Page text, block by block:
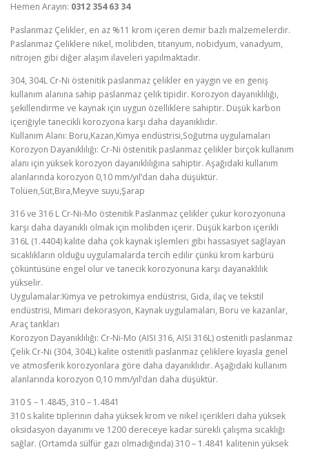
Hemen Arayın: 0312 354 63 34
Paslanmaz Çelikler, en az %11 krom içeren demir bazlı malzemelerdir.
Paslanmaz Çeliklere nikel, molibden, titanyum, nobidyum, vanadyum,
nitrojen gibi diğer alaşım ilaveleri yapılmaktadır.
304, 304L Cr-Ni östenitik paslanmaz çelikler en yaygın ve en geniş
kullanım alanına sahip paslanmaz çelik tipidir. Korozyon dayanıklılığı,
şekillendirme ve kaynak için uygun özelliklere sahiptir. Düşük karbon
içeriğiyle tanecikli korozyona karşı daha dayanıklıdır.
Kullanım Alanı: Boru,Kazan,Kimya endüstrisi,Soğutma uygulamaları
Korozyon Dayanıklılığı: Cr-Ni östenitik paslanmaz çelikler birçok kullanım
alanı için yüksek korozyon dayanıklılığına sahiptir. Aşağıdaki kullanım
alanlarında korozyon 0,10 mm/yıl’dan daha düşüktür.
Tolüen,Süt,Bira,Meyve suyu,Şarap
316 ve 316 L Cr-Ni-Mo östenitik Paslanmaz çelikler çukur korozyonuna
karşı daha dayanıklı olmak için molibden içerir. Düşük karbon içerikli
316L (1.4404) kalite daha çok kaynak işlemleri gibi hassasiyet sağlayan
sıcaklıkların olduğu uygulamalarda tercih edilir çünkü krom karbürü
çöküntüsüne engel olur ve tanecik korozyonuna karşı dayanaklılık
yükselir.
Uygulamalar:Kimya ve petrokimya endüstrisi, Gıda, ilaç ve tekstil
endüstrisi, Mimari dekorasyon, Kaynak uygulamaları, Boru ve kazanlar,
Araç tankları
Korozyon Dayanıklılığı: Cr-Ni-Mo (AISI 316, AISI 316L) ostenitli paslanmaz
Çelik Cr-Ni (304, 304L) kalite ostenitli paslanmaz çeliklere kıyasla genel
ve atmosferik korozyonlara göre daha dayanıklıdır. Aşağıdaki kullanım
alanlarında korozyon 0,10 mm/yıl’dan daha düşüktür.
310 S – 1.4845, 310 – 1.4841
310 s kalite tiplerinin daha yüksek krom ve nikel içerikleri daha yüksek
oksidasyon dayanımı ve 1200 dereceye kadar sürekli çalışma sıcaklığı
sağlar. (Ortamda sülfür gazı olmadığında) 310 – 1.4841 kalitenin yüksek